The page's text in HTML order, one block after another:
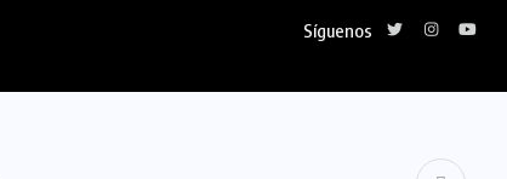
Síguenos